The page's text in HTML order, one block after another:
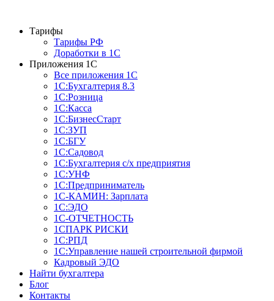
Тарифы
Тарифы РФ
Доработки в 1C
Приложения 1С
Все приложения 1С
1С:Бухгалтерия 8.3
1С:Розница
1С:Касса
1С:БизнесСтарт
1С:ЗУП
1С:БГУ
1С:Садовод
1С:Бухгалтерия с/х предприятия
1С:УНФ
1С:Предприниматель
1С-КАМИН: Зарплата
1С:ЭДО
1С-ОТЧЕТНОСТЬ
1СПАРК РИСКИ
1С:РПД
1С:Управление нашей строительной фирмой
Кадровый ЭДО
Найти бухгалтера
Блог
Контакты